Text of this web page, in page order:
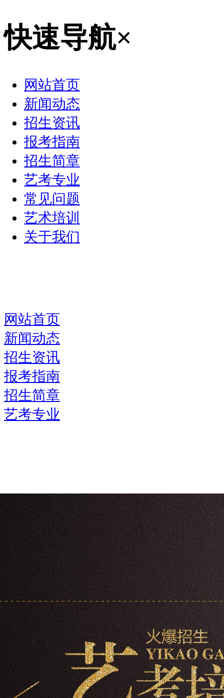
快速导航×
网站首页
新闻动态
招生资讯
报考指南
招生简章
艺考专业
常见问题
艺术培训
关于我们
网站首页
新闻动态
招生资讯
报考指南
招生简章
艺考专业